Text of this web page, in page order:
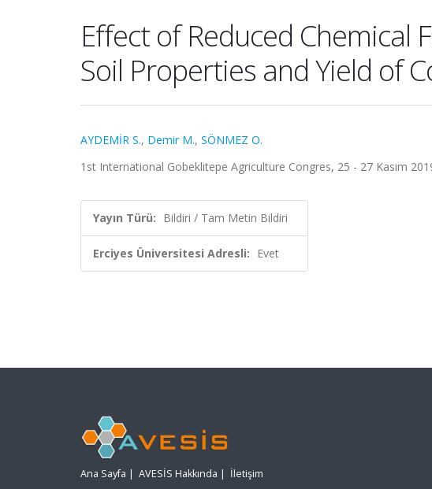
Effect of Reduced
Soil Properties and Yield of
AYDEMİR S., Demir M., SÖNMEZ O.
1st International Gobeklitepe Agriculture Congres, 25 - 27 Kasım
Yayın Türü: Bildiri / Tam Metin Bildiri
Erciyes Üniversitesi Adresli: Evet
Ana Sayfa | AVESİS Hakkında | İletişim